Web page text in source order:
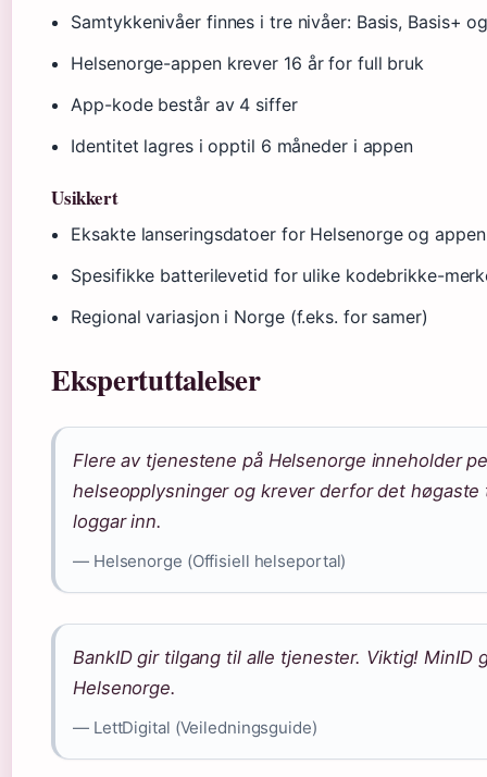
Samtykkenivåer finnes i tre nivåer: Basis, Basis+
Helsenorge-appen krever 16 år for full bruk
App-kode består av 4 siffer
Identitet lagres i opptil 6 måneder i appen
Usikkert
Eksakte lanseringsdatoer for Helsenorge og appen
Spesifikke batterilevetid for ulike kodebrikke-
Regional variasjon i Norge (f.eks. for samer)
Ekspertuttalelser
Flere av tjenestene på Helsenorge inneholder
helseopplysninger og krever derfor det høgaste
loggar inn.
— Helsenorge (Offisiell helseportal)
BankID gir tilgang til alle tjenester. Viktig! MinID
Helsenorge.
— LettDigital (Veiledningsguide)